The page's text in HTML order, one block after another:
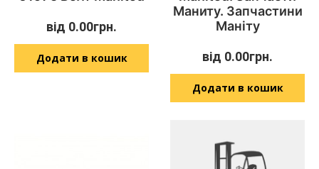
від 0.00грн.
Додати в кошик
Маниту. Запчастини
Маніту
від 0.00грн.
Додати в кошик